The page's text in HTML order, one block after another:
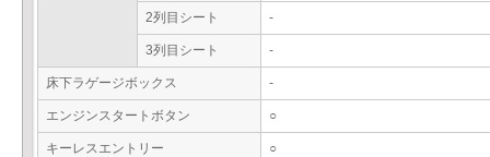
2列目シート -
3列目シート -
床下ラゲージボックス -
エンジンスタートボタン ○
キーレスエントリー ○